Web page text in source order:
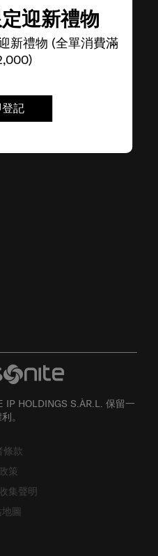
迎新禮物
新禮物 (全單消費滿
記
HOLDINGS S.ÀR.L. 保留一
。
條款
策
集聲明
圖